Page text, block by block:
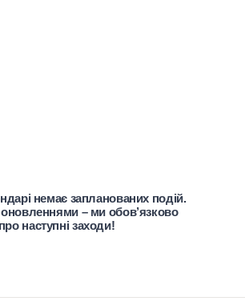
немає запланованих подій.
оновленнями – ми обов’язково
наступні заходи!